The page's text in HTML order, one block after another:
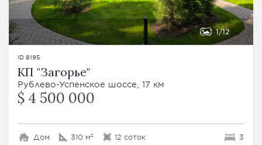
1 12
ID 8195
КП "Загорье"
Рублево-Успенское шоссе, 17 км
$ 4 500 000
Дом 310 м² 12 соток 3